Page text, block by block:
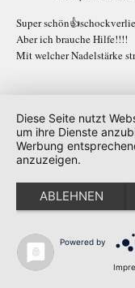
Super
Aber ich brauche Hilfe!!!!
Mit welcher Nadelstärke
Kerstin
19. September 2024
Liebe Tanja Steinbach,ich
sofort Wolle
Nadelstärke 4
sieben Enkelkindern,sie
Nadel genommen,wären
sie trotzdem.
Ich freue mich immer auf
Diese Seite nutzt
um ihre Dienste
Werbung
anzuzeigen.
ABLEHNEN
Powered by